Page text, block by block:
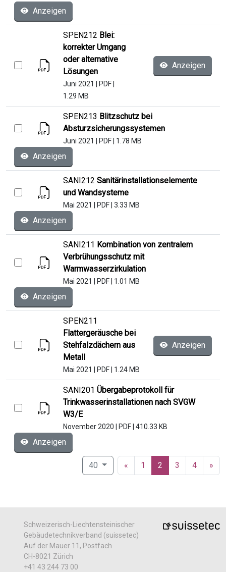
Anzeigen
SPEN212 Blei:
korrekter Umgang
oder alternative
Lösungen
Juni 2021 PDF
1.29 MB
Anzeigen
SPEN213 Blitzschutz bei
Absturzsicherungssystemen
Juni 2021 PDF 1.78 MB
Anzeigen
SANI212 Sanitärinstallationselemente
und Wandsysteme
Mai 2021 PDF 3.33 MB
Anzeigen
SANI211 Kombination von zentralem
Verbrühungsschutz mit
Warmwasserzirkulation
Mai 2021 PDF 1.01 MB
Anzeigen
SPEN211
Flattergeräusche bei
Stehfalzdächern aus
Metall
Mai 2021 PDF 1.24 MB
Anzeigen
SANI201 Übergabeprotokoll für
Trinkwasserinstallationen nach SVGW
W3/E
November 2020 PDF 410.33 KB
Anzeigen
40 « 1 2 (current)
3 4 »
Schweizerisch-Liechtensteinischer
Gebäudetechnikverband (suissetec)
Auf der Mauer 11, Postfach
CH-8021 Zürich
+41 43 244 73 00